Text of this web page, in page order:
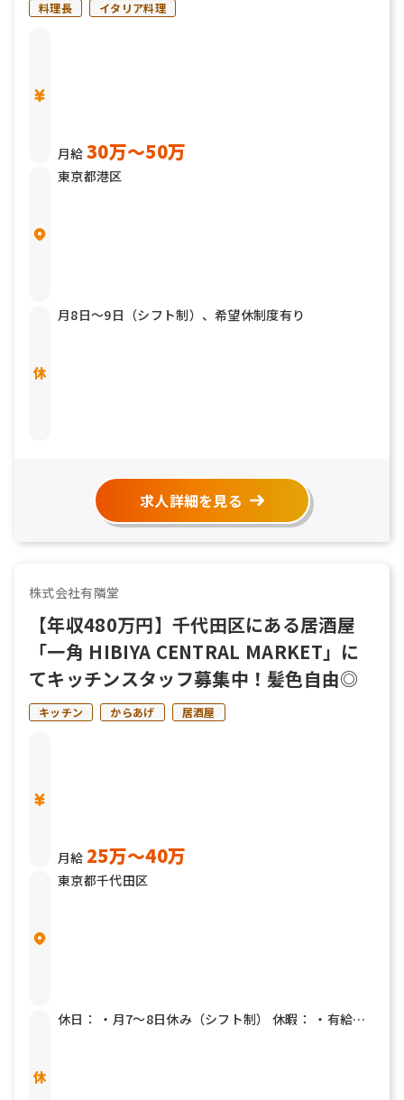
料理長 イタリア料理
月給 30万〜50万
東京都港区
月8日～9日（シフト制）、希望休制度有り
求人詳細を見る
株式会社有隣堂
【年収480万円】千代田区にある居酒屋
「一角 HIBIYA CENTRAL MARKET」に
てキッチンスタッフ募集中！髪色自由◎
キッチン からあげ 居酒屋
月給 25万〜40万
東京都千代田区
休日： ・月7～8日休み（シフト制） 休暇： ・有給休